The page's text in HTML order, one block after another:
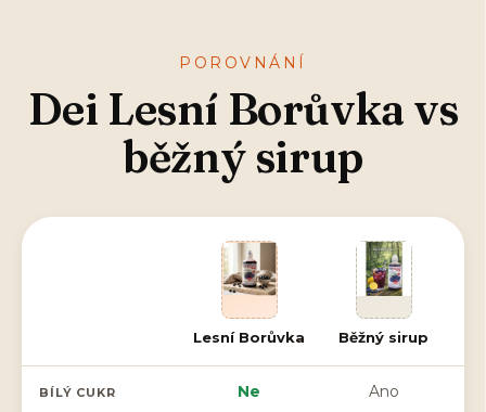
POROVNÁNÍ
Dei Lesní Borůvka vs
běžný sirup
Lesní Borůvka Běžný sirup
BÍLÝ CUKR Ne Ano